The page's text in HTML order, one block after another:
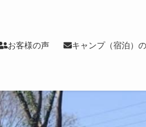
お客様の声 キャンプ（宿泊）